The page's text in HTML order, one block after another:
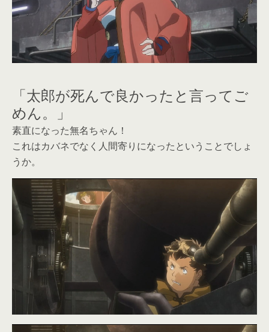
「太郎が死んで良かったと言ってご
めん。」
素直になった無名ちゃん！
これはカバネでなく人間寄りになったということでしょ
うか。